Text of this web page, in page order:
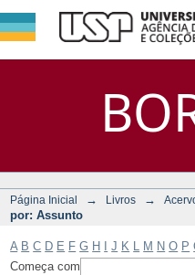
Assunto
DSpace/
Página Inicial → Livros →
por: Assunto
A B C D E F G H J K M N O P
Começa com